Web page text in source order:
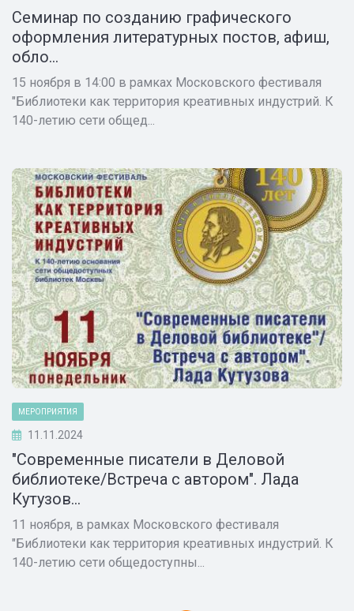
Семинар по созданию графического
оформления литературных постов, афиш,
обло...
15 ноября в 14:00 в рамках Московского фестиваля
"Библиотеки как территория креативных индустрий. К
140-летию сети общед...
МЕРОПРИЯТИЯ
11.11.2024
"Современные писатели в Деловой
библиотеке/Встреча с автором". Лада
Кутузов...
11 ноября, в рамках Московского фестиваля
"Библиотеки как территория креативных индустрий. К
140-летию сети общедоступны...